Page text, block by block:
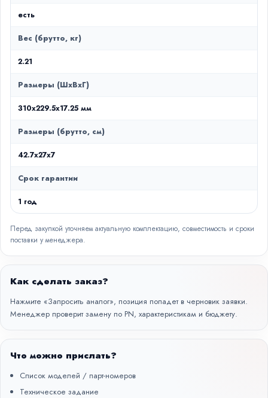
есть
Вес (брутто, кг)
2.21
Размеры (ШxВxГ)
310x229.5x17.25 мм
Размеры (брутто, см)
42.7x27x7
Срок гарантии
1 год
Перед закупкой уточняем актуальную комплектацию, совместимость и сроки
поставки у менеджера.
Как сделать заказ?
Нажмите «Запросить аналог», позиция попадет в черновик заявки.
Менеджер проверит замену по PN, характеристикам и бюджету.
Что можно прислать?
Список моделей / парт-номеров
Техническое задание